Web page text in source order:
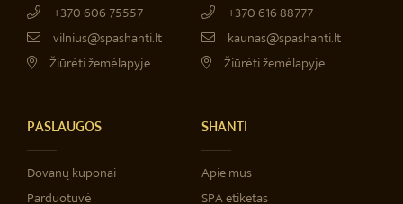
+370 606 75557
vilnius@spashanti.lt
Žiūrėti žemėlapyje
+370 616 88777
kaunas@spashanti.lt
Žiūrėti žemėlapyje
PASLAUGOS
Dovanų kuponai
Parduotuvė
SHANTI
Apie mus
SPA etiketas